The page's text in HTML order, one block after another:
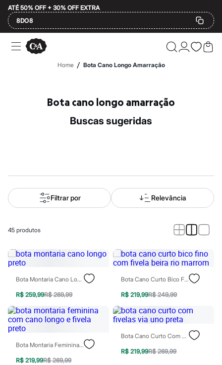
ATÉ 50% OFF + 30% OFF EXTRA
8DO8
Ofertas
Compre por Departamento
2 calçados por R$189
2 peças por R$199
3 lingeries por R$99
Feminino
Em alta
Inverno
Alfaiataria
Blusas e Camisetas
Calças
Casacos e Jaquetas
Jeans
Macacões
Shorts e Bermudas
Vestidos
Acessórios
Bolsas
Bonés e Chapéus
Bijoux
Cintos
Óculos
Home / Bota Cano Longo Amarração
Bota cano longo amarração
buscas sugeridas
Filtrar por Relevância
45 produtos
Bota Montaria Cano Longo Preto
R$ 259,99R$ 269,99
Bota Cano Curto Bico Fino Com Fivela Beira Rio Marrom
R$ 219,99R$ 249,99
Bota Montaria Feminina Com Cano Longo E Fivela Preto
R$ 219,99R$ 269,99
Bota Cano Curto Com Fivelas Via Uno Preta
R$ 219,99R$ 269,99